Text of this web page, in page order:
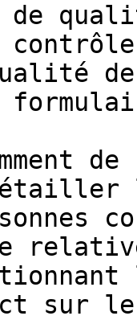
de
des
de
sur